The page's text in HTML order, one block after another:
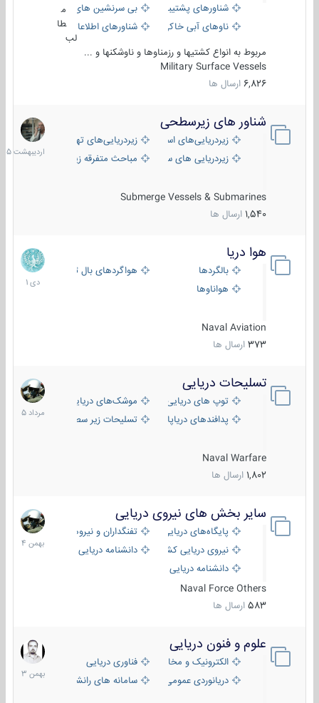
شناورهای پشتیبانی
بی سرنشین های دریایی
ناوهای آبی خاکی و نیروبرشناورهای اطلاعاتی و جاسوسی
طا
لب
مربوط به انواع کشتیها و رزمناوها و ناوشکنها و ...
Military Surface Vessels
6,826 ارسال ها
شناور های زیرسطحی
زیردریایی‌های استراتژیکزیردریایی‌های تهاجمی
زیردریایی های سبک
مباحث متفرقه زیرسطحی
Submerge Vessels & Submarines
1,540 ارسال ها
31
1405
هوا دریا
بالگردها
هواگردهای بال ثابت
هواناوها
Naval Aviation
373 ارسال ها
12
دی
1401
تسلیحات دریایی
توپ های دریایی
موشک‌های دریایی
پدافندهای دریاپایه
تسلیحات زیر سطحی
Naval Warfare
1,802 ارسال ها
2
مرداد
1405
سایر بخش های نیروی دریایی
پایگاه‌های دریایی
تفنگداران و نیروهای ویژه‌ی دریایی
نیروی دریایی کشورهای مختلفدانشنامه دریایی
دانشنامه دریایی کپی
Naval Force Others
583 ارسال ها
22
بهمن
1404
علوم و فنون دریایی
الکترونیک و مخابرات دریاییفناوری دریایی
دریانوردی عمومی
سامانه های رانشی دریایی
6
بهمن
1403